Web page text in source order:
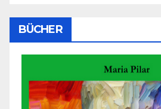
BÜCHER